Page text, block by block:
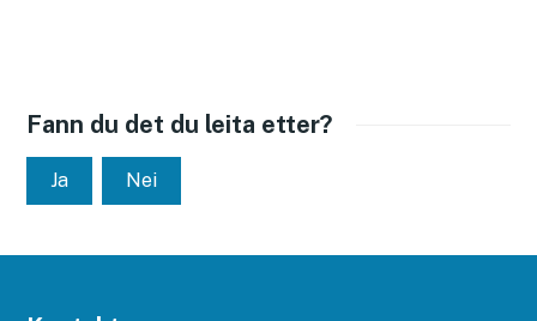
Fann du det du leita etter?
Ja Nei